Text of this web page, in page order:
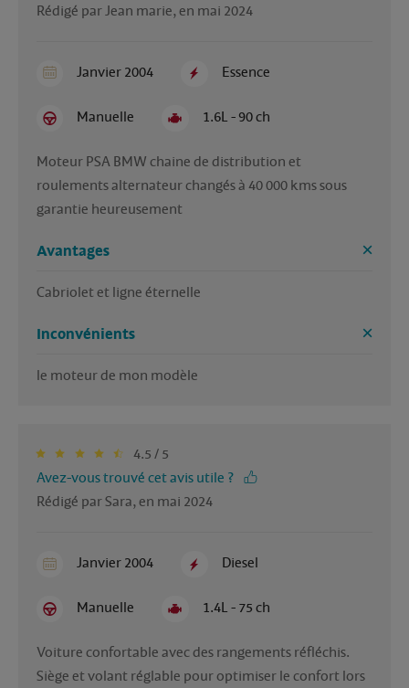
Rédigé par Jean marie, en mai 2024
Janvier 2004 Essence
Manuelle 1.6L - 90 ch
Moteur PSA BMW chaine de distribution et
roulements alternateur changés à 40 000 kms sous
garantie heureusement
Avantages
Cabriolet et ligne éternelle
Inconvénients
le moteur de mon modèle
4.5 / 5
Avez-vous trouvé cet avis utile ?
Rédigé par Sara, en mai 2024
Janvier 2004 Diesel
Manuelle 1.4L - 75 ch
Voiture confortable avec des rangements réfléchis.
Siège et volant réglable pour optimiser le confort lors